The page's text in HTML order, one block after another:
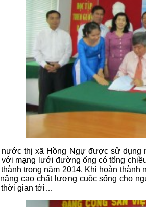
nước thị xã Hồng Ngự được sử dụng
với mạng lưới đường ống có tổng
trong năm 2014. Khi hoàn
cao chất lượng cuộc sống cho
thời gian tới…